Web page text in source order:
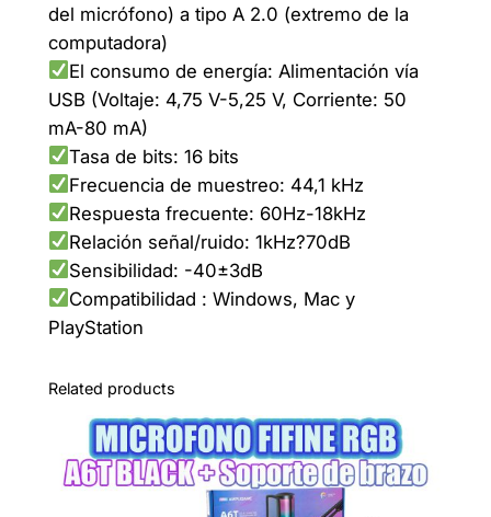
F
I
F
I
N
E
A
6
V
A
m
p
i
del micrófono) a tipo A 2.0 (extremo de la
computadora)
El consumo de energía: Alimentación vía
USB (Voltaje: 4,75 V-5,25 V, Corriente: 50
mA-80 mA)
Tasa de bits: 16 bits
Frecuencia de muestreo: 44,1 kHz
Respuesta frecuente: 60Hz-18kHz
Relación señal/ruido: 1kHz?70dB
Sensibilidad: -40±3dB
Compatibilidad : Windows, Mac y
PlayStation
Related products